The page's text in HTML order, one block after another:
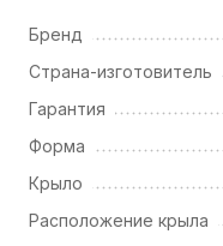
Бренд
Страна-изготовитель
Гарантия
Форма
Крыло
Расположение крыла